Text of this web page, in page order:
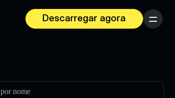
Descarregar agora
Menu
nome